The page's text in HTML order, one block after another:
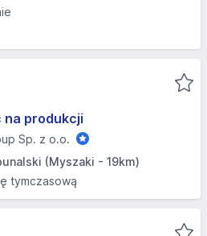
na produkcji
Sp. z o.o.
(Myszaki - 19km)
tymczasową